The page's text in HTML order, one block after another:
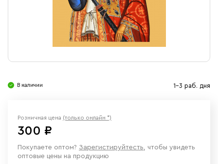
Ювелирные изделия
В наличии 1-3 раб. дня
Розничная цена (только онлайн *)
300 ₽
Покупаете оптом? Зарегистируйтесть, чтобы увидеть
оптовые цены на продукцию